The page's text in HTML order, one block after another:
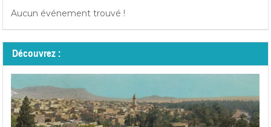
Aucun événement trouvé !
Découvrez :